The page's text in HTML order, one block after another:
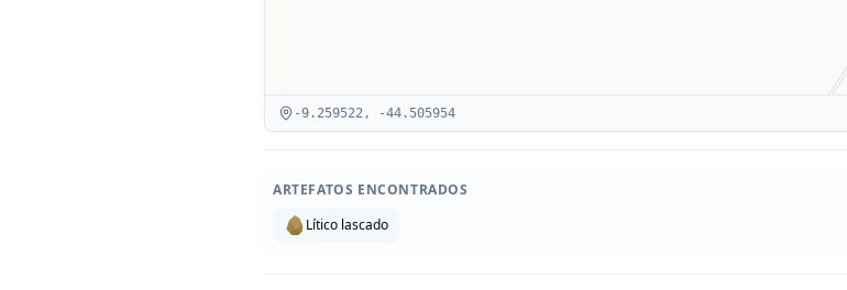
-9.259522, -44.505954
ARTEFATOS ENCONTRADOS
Lítico lascado